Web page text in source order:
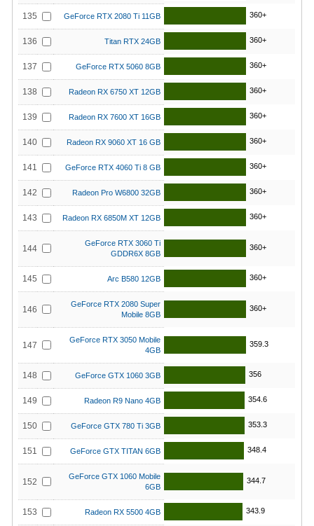
135 GeForce RTX 2080 Ti 11GB 360+
136 Titan RTX 24GB 360+
137 GeForce RTX 5060 8GB 360+
138 Radeon RX 6750 XT 12GB 360+
139 Radeon RX 7600 XT 16GB 360+
140 Radeon RX 9060 XT 16 GB 360+
141 GeForce RTX 4060 Ti 8 GB 360+
142 Radeon Pro W6800 32GB 360+
143 Radeon RX 6850M XT 12GB 360+
144
GeForce RTX 3060 Ti
GDDR6X 8GB
360+
145 Arc B580 12GB 360+
146
GeForce RTX 2080 Super
Mobile 8GB
360+
147
GeForce RTX 3050 Mobile
4GB
359.3
148 GeForce GTX 1060 3GB 356
149 Radeon R9 Nano 4GB 354.6
150 GeForce GTX 780 Ti 3GB 353.3
151 GeForce GTX TITAN 6GB 348.4
152
GeForce GTX 1060 Mobile
6GB
344.7
153 Radeon RX 5500 4GB 343.9